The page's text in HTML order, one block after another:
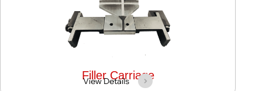
Filler Carriage
View Details